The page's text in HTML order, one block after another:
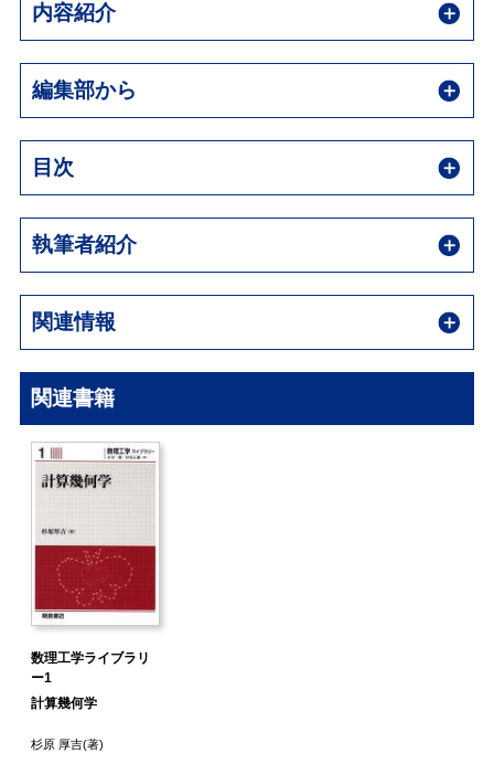
内容紹介
編集部から
目次
執筆者紹介
関連情報
関連書籍
数理工学ライブラリ
ー1
計算幾何学
杉原 厚吉(著)